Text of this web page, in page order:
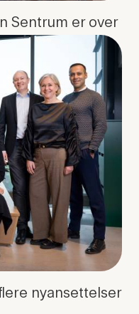
Sentrum er over
nyansettelser